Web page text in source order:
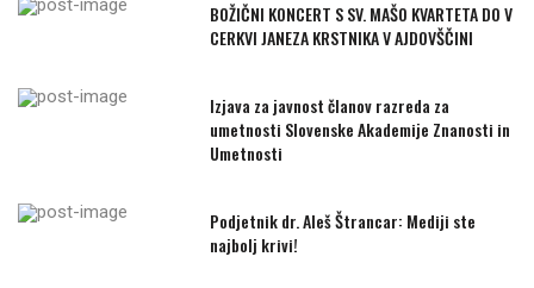
BOŽIČNI KONCERT S SV. MAŠO KVARTETA DO V
CERKVI JANEZA KRSTNIKA V AJDOVŠČINI
Izjava za javnost članov razreda za
umetnosti Slovenske Akademije Znanosti in
Umetnosti
Podjetnik dr. Aleš Štrancar: Mediji ste
najbolj krivi!